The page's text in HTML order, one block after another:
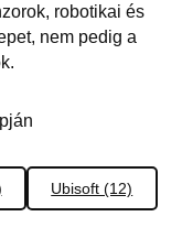
robotikai és
nem pedig a
Ubisoft (12)